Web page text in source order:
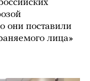
они поставили
лица»